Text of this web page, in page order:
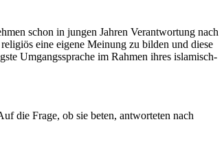
schon in jungen Jahren Verantwortung nach
eine eigene Meinung zu bilden und diese
Umgangssprache im Rahmen ihres islamisch-
die Frage, ob sie beten, antworteten nach